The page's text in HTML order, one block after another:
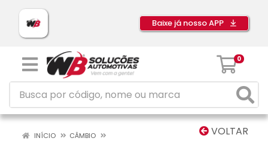
Baixe já nosso APP
0
VOLTAR
INÍCIO
CÂMBIO